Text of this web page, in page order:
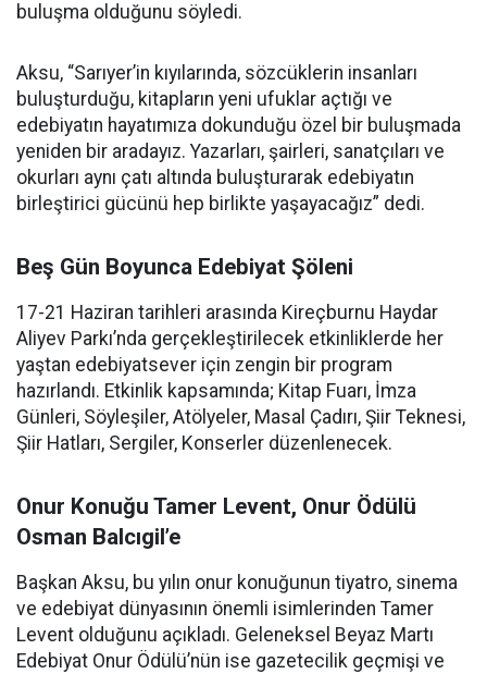
buluşma olduğunu söyledi.
Aksu, “Sarıyer’in kıyılarında, sözcüklerin insanları
buluşturduğu, kitapların yeni ufuklar açtığı ve
edebiyatın hayatımıza dokunduğu özel bir buluşmada
yeniden bir aradayız. Yazarları, şairleri, sanatçıları ve
okurları aynı çatı altında buluşturarak edebiyatın
birleştirici gücünü hep birlikte yaşayacağız” dedi.
Beş Gün Boyunca Edebiyat Şöleni
17-21 Haziran tarihleri arasında Kireçburnu Haydar
Aliyev Parkı’nda gerçekleştirilecek etkinliklerde her
yaştan edebiyatsever için zengin bir program
hazırlandı. Etkinlik kapsamında; Kitap Fuarı, İmza
Günleri, Söyleşiler, Atölyeler, Masal Çadırı, Şiir Teknesi,
Şiir Hatları, Sergiler, Konserler düzenlenecek.
Onur Konuğu Tamer Levent, Onur Ödülü
Osman Balcıgil’e
Başkan Aksu, bu yılın onur konuğunun tiyatro, sinema
ve edebiyat dünyasının önemli isimlerinden Tamer
Levent olduğunu açıkladı. Geleneksel Beyaz Martı
Edebiyat Onur Ödülü’nün ise gazetecilik geçmişi ve